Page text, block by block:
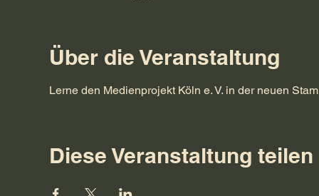
Über die Veranstaltung
Lerne den Medienprojekt Köln e. V. in der neuen
Diese Veranstaltung teilen